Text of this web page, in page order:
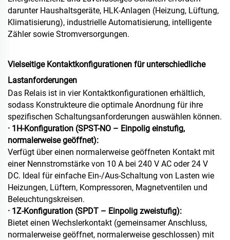
darunter Haushaltsgeräte, HLK-Anlagen (Heizung, Lüftung,
Klimatisierung), industrielle Automatisierung, intelligente
Zähler sowie Stromversorgungen.
Vielseitige Kontaktkonfigurationen für unterschiedliche
Lastanforderungen
Das Relais ist in vier Kontaktkonfigurationen erhältlich,
sodass Konstrukteure die optimale Anordnung für ihre
spezifischen Schaltungsanforderungen auswählen können.
· 1H-Konfiguration (SPST-NO – Einpolig einstufig,
normalerweise geöffnet):
Verfügt über einen normalerweise geöffneten Kontakt mit
einer Nennstromstärke von 10 A bei 240 V AC oder 24 V
DC. Ideal für einfache Ein-/Aus-Schaltung von Lasten wie
Heizungen, Lüftern, Kompressoren, Magnetventilen und
Beleuchtungskreisen.
· 1Z-Konfiguration (SPDT – Einpolig zweistufig):
Bietet einen Wechslerkontakt (gemeinsamer Anschluss,
normalerweise geöffnet, normalerweise geschlossen) mit